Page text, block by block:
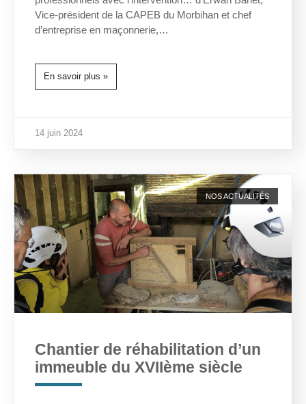
Vice-président de la CAPEB du Morbihan et chef
d’entreprise en maçonnerie,…
En savoir plus »
14 juin 2024
NOS ACTUALITÉS
Chantier de réhabilitation d’un
immeuble du XVIIème siècle